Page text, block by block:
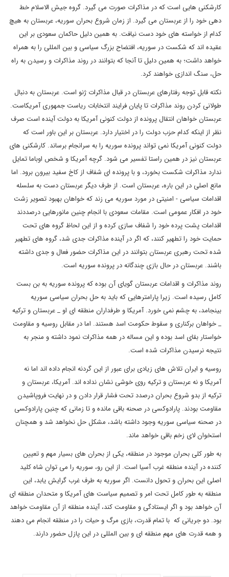
کارشکنی هایی است که در مذاکرات صورت می گیرد. گروه جیش الاسلام خط
دهی خود را از عربستان می گیرد. از زمان شروع بحران سوریه، عربستان به هیچ
کدام از خواسته های خود دست نیافت. به همین دلیل حاکمان سعودی بر این
عقیده اند که شکست در سوریه، افتضاح بزرگ سیاسی و بین المللی را به همراه
خواهد داشت؛ به همین دلیل تا آنجا که بتوانند در روند مذاکرات و رسیدن به راه
حل، سنگ اندازی خواهند کرد.
نکته قابل توجه رفتارهای عربستان در قبال مذاکرات ژنو است. عربستان به دنبال
طولانی کردن روند مذاکرات تا پایان فرایند انتخابات ریاست جمهوری آمریکاست.
عربستان خواهان انتقال پرونده از دولت کنونی آمریکا به دولت آینده است صرف
نظر از اینکه کدام حزب دولت را در اختیار دارد. عربستان بر این باور است که
دولت کنونی آمریکا نمی تواند پرونده سوریه را به سرانجام برساند. کارشکنی های
عربستان نیز در همین راستا تفسیر می شود. گرچه آمریکا و شخص اوباما تمایل
ندارد مذاکرات شکست بخورد، و با پرونده ای شفاف از کاخ سفید بیرون برود. اما
مانع اصلی در این باره، عربستان است. از طرف دیگر عربستان دست به سلسله
اقدامات سیاسی - امنیتی در مورد سوریه می زند که خواهان بهبود تصویر زشت
خود در افکار عمومی است. مقامات سعودی با انجام چنین مانورهایی درصددند
اقدامات پشت پرده خود را شفاف سازی کرده و از این لحاظ گروه های تحت
حمایت خود را تطهیر کنند، که اگر در آینده مذاکرات جدی شد، گروه های تطهیر
شده تحت رهبری عربستان بتوانند در این مذاکرات حضور فعال و جدی داشته
باشند. عربستان در حال بازی چندگانه در پرونده سوریه است.
روند مذاکرات و اقدامات عربستان گویای آن بوده که پرونده سوریه به بن بست
کامل رسیده است. زیرا پارامترهایی که باید به حل بحران سیاسی سوریه
بینجامد، به چشم نمی خورد. آمریکا و طرفداران منطقه ای او _ عربستان و ترکیه
_ خواهان برکناری و سقوط حکومت اسد هستند. اما در مقابل روسیه و مقاومت
خواستار بقای اسد بوده و این مساله در همه مذاکرات نمود داشته و منجر به
نتیجه نرسیدن مذاکرات شده است.
روسیه و ایران تلاش های زیادی برای عبور از این گردنه انجام داده اند اما نه
آمریکا و نه عربستان و ترکیه روی خوشی نشان نداده اند. آمریکا، عربستان و
ترکیه از بدو شروع بحران درصدد تحت فشار قرار دادن و در نهایت فروپاشیدن
مقاومت بودند. پارادوکسی در صحنه باقی مانده و تا زمانی که چنین پارادوکسی
در صحنه سیاسی سوریه وجود داشته باشد، مشکل حل نخواهد شد و همچنان
استخوان لای زخم باقی خواهد ماند.
به طور کلی بحران موجود در منطقه، یکی از بحران های بسیار مهم و تعیین
کننده در آینده منطقه غرب آسیا است. از این رو، سوریه را می توان شاه کلید
اصلی این بحران و تحول دانست. اگر سوریه به طرف غرب گرایش یابد، این
منطقه به طور کامل تحت امر و تصمیم سیاست های آمریکا و متحدان منطقه ای
آن خواهد بود و اگر ایستادگی و مقاومت کند، آینده منطقه از آن مقاومت خواهد
بود. دو جریانی که با تمام قدرت، بازی مرگ و حیات را در منطقه انجام می دهند
و همه قدرت های مهم منطقه ای و بین المللی در این پازل حضور دارند.